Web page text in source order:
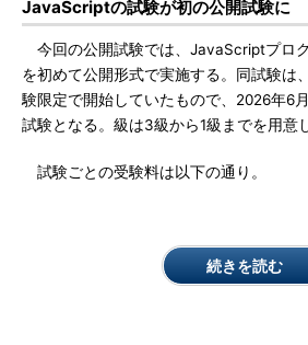
JavaScriptの試験が初の公開試験に
今回の公開試験では、JavaScriptプロ
を初めて公開形式で実施する。同試験は
験限定で開始していたもので、2026年6
試験となる。級は3級から1級までを用意
試験ごとの受験料は以下の通り。
続きを読む